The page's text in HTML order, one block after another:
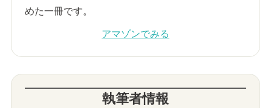
めた一冊です。
アマゾンでみる
執筆者情報